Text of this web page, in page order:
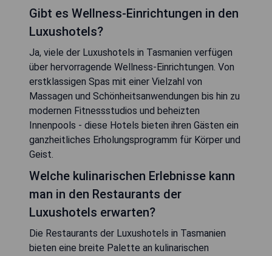
Gibt es Wellness-Einrichtungen in den
Luxushotels?
Ja, viele der Luxushotels in Tasmanien verfügen
über hervorragende Wellness-Einrichtungen. Von
erstklassigen Spas mit einer Vielzahl von
Massagen und Schönheitsanwendungen bis hin zu
modernen Fitnessstudios und beheizten
Innenpools - diese Hotels bieten ihren Gästen ein
ganzheitliches Erholungsprogramm für Körper und
Geist.
Welche kulinarischen Erlebnisse kann
man in den Restaurants der
Luxushotels erwarten?
Die Restaurants der Luxushotels in Tasmanien
bieten eine breite Palette an kulinarischen